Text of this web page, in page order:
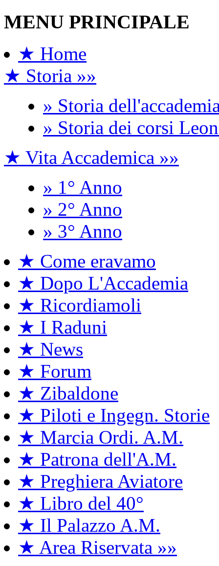
MENU PRINCIPALE
★ Home
★ Storia »»
» Storia
» Storia dei corsi
★ Vita Accademica »»
» 1° Anno
» 2° Anno
» 3° Anno
★ Come eravamo
★ Dopo L'Accademia
★ Ricordiamoli
★ I Raduni
★ News
★ Forum
★ Zibaldone
★ Piloti e Ingegn. Storie
★ Marcia Ordi. A.M.
★ Patrona dell'A.M.
★ Preghiera Aviatore
★ Libro del 40°
★ Il Palazzo A.M.
★ Area Riservata »»